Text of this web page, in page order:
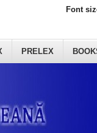
PRELEX
Font